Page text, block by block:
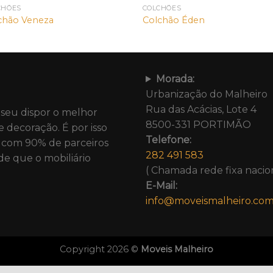
Veneza
COLCHÕES
Colchão Éden
dispor o melhor
É por isso
90% de parceiros
que o mobiliário
Morada:
Urbanização do Malheiro
Rua das Acácias, Lote 4
8500-331 PORTIMÃO
Telefone:
282 491 583
( Chamada rede fixa
E-Mail:
info@moveismalheiro.com
Copyright 2026 © Moveis Malheiro